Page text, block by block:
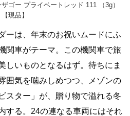
ゴー プライベートレッド 111 （3g）
【現品】
ーは、年末のお祝いムードにふ
関車がテーマ。この機関車で旅
しいものとなるはず。待ちにま
囲気を噛みしめつつ、メゾンの
スター」が、贈り物で溢れる冬
する。24の連なる車両にはそれ